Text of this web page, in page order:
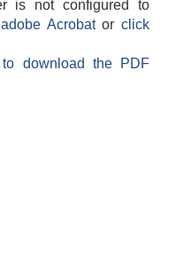
is not configured to
Acrobatorclick
download the PDF